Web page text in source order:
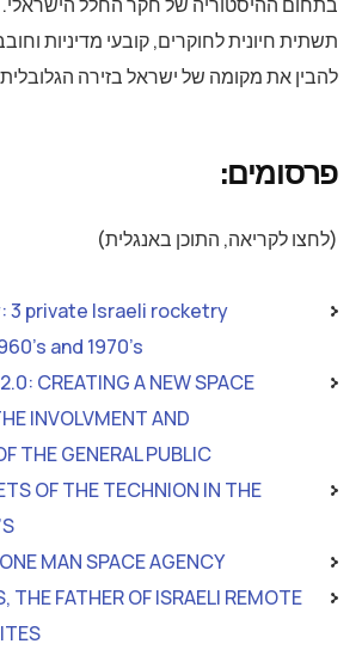
תשתית חיונית לחוקרים, קובעי מדיניות
להבין את מקומה של ישראל בזירה
פרסומים:
(לחצו לקריאה, התוכן באנגלית)
3 private Israeli rocketry
and 1970’s
CREATING A NEW SPACE
INVOLVMENT AND
THE GENERAL PUBLIC
OF THE TECHNION IN THE
MAN SPACE AGENCY
THE FATHER OF ISRAELI REMOTE